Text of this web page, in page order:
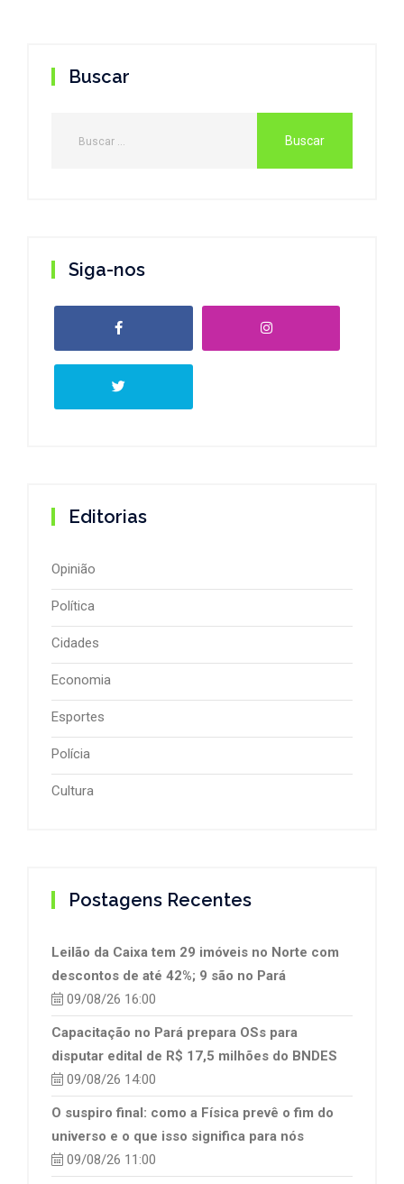
Buscar
Siga-nos
Editorias
Opinião
Política
Cidades
Economia
Esportes
Polícia
Cultura
Postagens Recentes
Leilão da Caixa tem 29 imóveis no Norte com
descontos de até 42%; 9 são no Pará
09/08/26 16:00
Capacitação no Pará prepara OSs para
disputar edital de R$ 17,5 milhões do BNDES
09/08/26 14:00
O suspiro final: como a Física prevê o fim do
universo e o que isso significa para nós
09/08/26 11:00